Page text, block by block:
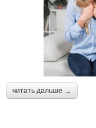
читать дальше →